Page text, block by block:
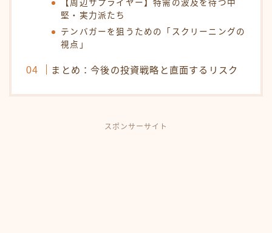
【周辺サプライヤー】特需の波及を待つ中
堅・実力派たち
テンバガーを狙うための「スクリーニングの
視点」
まとめ：今後の投資戦略と直面するリスク
スポンサーサイト